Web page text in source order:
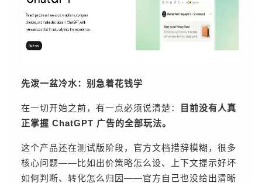
先泼一盆冷水：别急着花钱学
在一切开始之前，有一点必须说清楚：
目前没有人真
正掌握 ChatGPT 广告的全部玩法。
这个产品还在测试版阶段，官方文档措辞模糊，很多
核心问题——比如出价策略怎么设、上下文提示好坏
如何判断、转化怎么归因——官方自己也没给出清晰